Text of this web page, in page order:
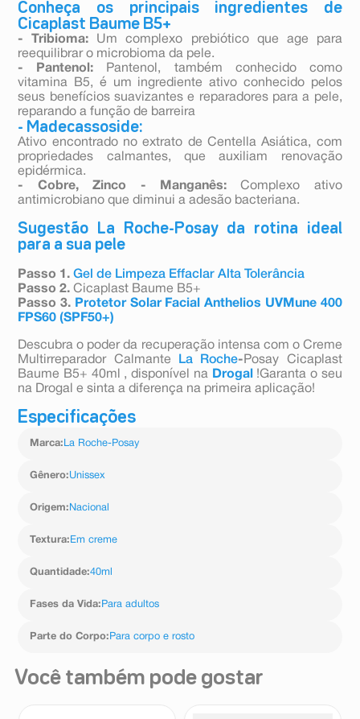
Conheça os principais ingredientes de
Cicaplast Baume B5+
- Tribioma: Um complexo prebiótico que age para
reequilibrar o microbioma da pele.
- Pantenol:
Pantenol, também conhecido como
vitamina B5, é um ingrediente ativo conhecido pelos
seus benefícios suavizantes e reparadores para a pele,
reparando a função de barreira
- Madecassoside:
Ativo encontrado no extrato de Centella Asiática, com
propriedades calmantes, que auxiliam renovação
epidérmica.
- Cobre, Zinco - Manganês:Complexo ativo
antimicrobiano que diminui a adesão bacteriana.
Sugestão La Roche-Posay da rotina ideal
para a sua pele
Passo 1. Gel de Limpeza Effaclar Alta Tolerância
Passo 2. Cicaplast Baume B5+
Passo 3. Protetor Solar Facial Anthelios UVMune 400
FPS60 (SPF50+)
Descubra o poder da recuperação intensa com o Creme
Multirreparador Calmante
La Roche- Posay Cicaplast
Baume B5+ 40ml , disponível naDrogal
!Garanta o seu
na Drogal e sinta a diferença na primeira aplicação!
Especificações
Marca: La Roche-Posay
Gênero:Unissex
Origem: Nacional
Textura: Em creme
Quantidade:40ml
Fases da Vida: Para adultos
Parte do Corpo: Para corpo e rosto
Você também pode gostar